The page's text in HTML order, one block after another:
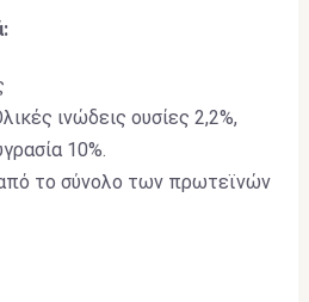
ινώδεις ουσίες 2,2%,
10%.
το σύνολο των πρωτεϊνών